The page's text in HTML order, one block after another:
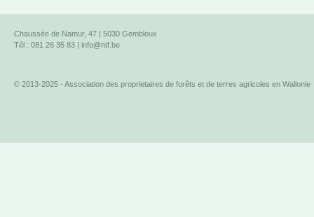
Chaussée de Namur, 47 | 5030 Gembloux
Tél : 081 26 35 83 | info@ntf.be
© 2013-2025 - Association des proprietaires de forêts et de terres agricoles en Wallonie